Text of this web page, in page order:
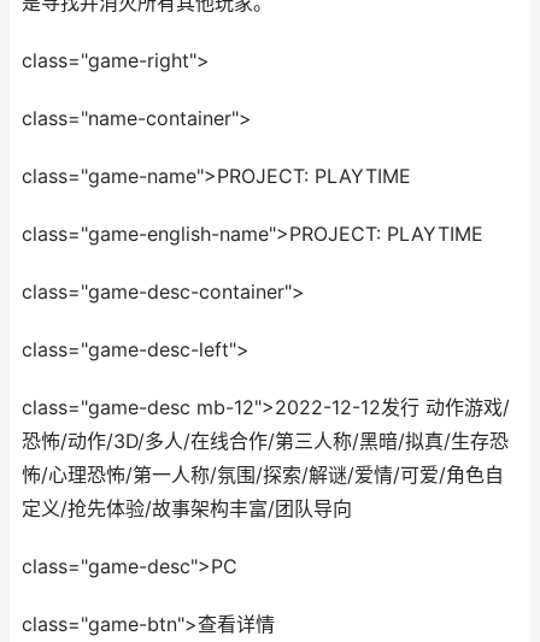
class="game-right">
class="name-container">
class="game-name">PROJECT: PLAYTIME
class="game-english-name">PROJECT: PLAYTIME
class="game-desc-container">
class="game-desc-left">
class="game-desc mb-12">2022-12-12发行 动作游戏/
恐怖/动作/3D/多人/在线合作/第三人称/黑暗/拟真/生存恐
怖/心理恐怖/第一人称/氛围/探索/解谜/爱情/可爱/角色自
定义/抢先体验/故事架构丰富/团队导向
class="game-desc">PC
class="game-btn">查看详情